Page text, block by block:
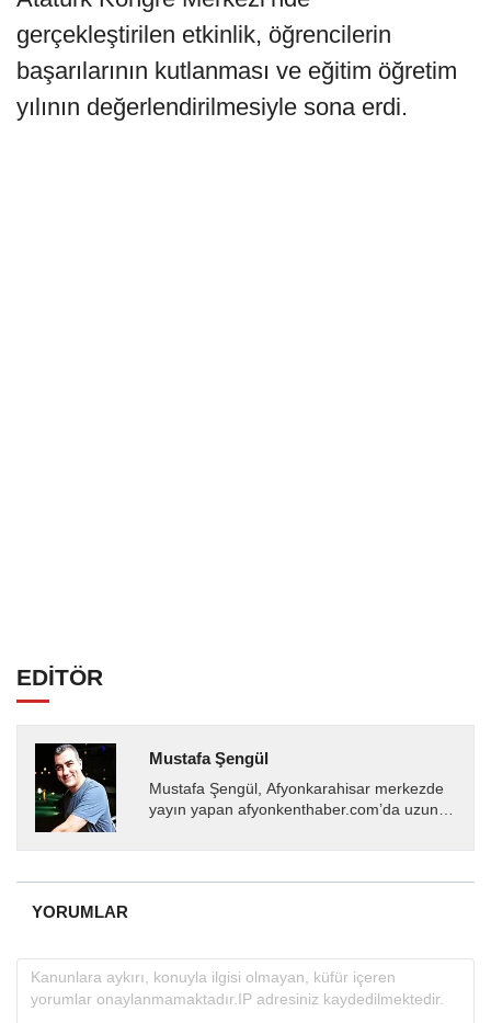
gerçekleştirilen etkinlik, öğrencilerin
başarılarının kutlanması ve eğitim öğretim
yılının değerlendirilmesiyle sona erdi.
EDİTÖR
Mustafa Şengül
Mustafa Şengül, Afyonkarahisar merkezde
yayın yapan afyonkenthaber.com’da uzun
almakta, haber akışı...
YORUMLAR